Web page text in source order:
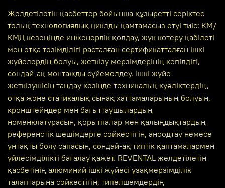
Желдетілетін қасбеттер бойынша құзыретті серіктес
толық технологиялық циклды қамтамасыз етуі тиіс: КМ/
КМД кезеңінде инженерлік қолдау, жүк көтеру қабілеті
мен отқа төзімділігі расталған сертификатталған ішкі
жүйелердің болуы, жеткізу мерзімдерінің кепілдігі,
сондай-ақ монтажды сүйемелдеу. Ішкі жүйе
жеткізушісін таңдау кезінде техникалық куәліктердің,
отқа және статикалық сынақ хаттамаларының болуын,
кронштейндер мен бағыттаушылардың
номенклатурасын, қорытпалар мен қалыңдықтардың
референстік шешімдерге сәйкестігін, аноодтау немесе
ұнтақты бояу сапасын, сондай-ақ типтік қаптамалармен
үйлесімділікті бағалау қажет. REVENTAL желдетілетін
қасбетінің алюминий ішкі жүйесі ұзақмерзімділік
талаптарына сәйкестігін, типөлшемдердің